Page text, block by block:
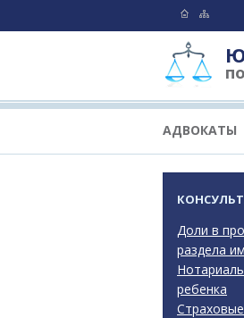
АДВОКАТЫ
Доли в
раздела
ребенка